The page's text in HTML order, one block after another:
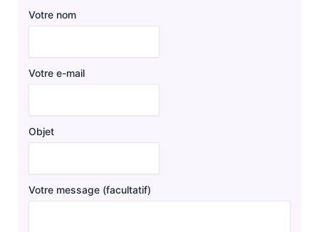
Votre nom
Votre e-mail
Objet
Votre message (facultatif)